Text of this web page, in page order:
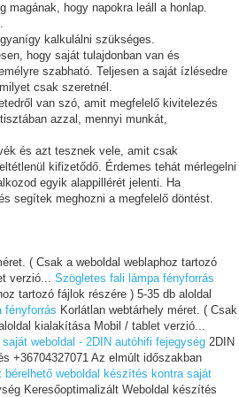
magának, hogy napokra leáll a honlap.
kalkulálni szükséges.
hogy saját tulajdonban van és
szabható. Teljesen a saját ízlésedre
csak szeretnél.
van szó, amit megfelelő kivitelezés
azzal, mennyi munkát,
és azt tesznek vele, amit csak
kifizetődő. Érdemes tehát mérlegelni
egyik alappillérét jelenti. Ha
segítek meghozni a megfelelő döntést.
( Csak a weboldal weblaphoz tartozó
verzió... Szögletes fali lámpa fényforrás
tartozó fájlok részére ) 5-35 db aloldal
fényforrás Korlátlan webtárhely méret. ( Csak
kialakítása Mobil / tablet verzió...
weboldal - 2DIN autóhifi fejegység 2DIN
+36704327071 Az elmúlt időszakban
bérelhető weboldal készítés kontra saját
Keresőoptimalizált Weboldal készítés